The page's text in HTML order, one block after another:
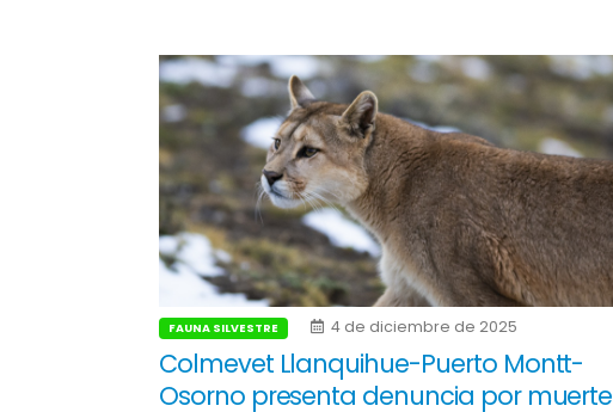
FAUNA SILVESTRE 4 de diciembre de 2025
Colmevet Llanquihue-Puerto Montt-
Osorno presenta denuncia por muerte